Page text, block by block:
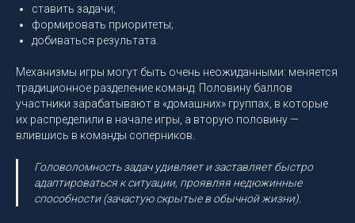
ставить задачи;
формировать приоритеты;
добиваться результата.
Механизмы игры могут быть очень неожиданными: меняется
традиционное разделение команд. Половину баллов
участники зарабатывают в «домашних» группах, в которые
их распределили в начале игры, а вторую половину —
влившись в команды соперников.
Головоломность задач удивляет и заставляет быстро
адаптироваться к ситуации, проявляя недюжинные
способности (зачастую скрытые в обычной жизни).